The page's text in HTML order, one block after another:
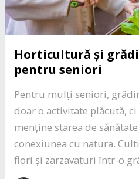
Horticultură și
pentru seniori
Pentru mulți seniori,
doar o activitate plăcută,
menține starea de
conexiunea cu natura.
flori și zarzavaturi într-o